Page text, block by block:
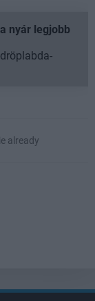
nyár legjobb
already